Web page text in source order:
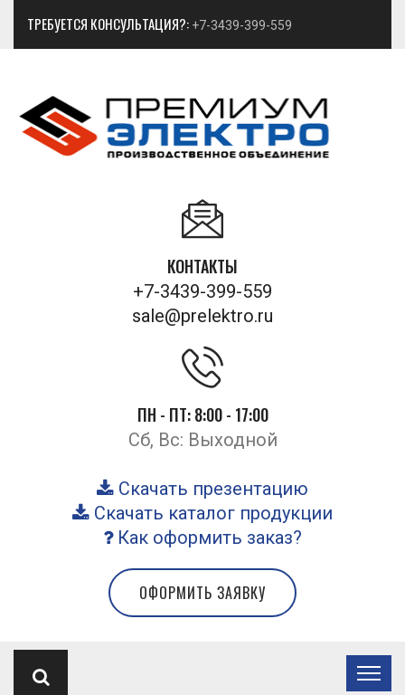
ТРЕБУЕТСЯ КОНСУЛЬТАЦИЯ?: +7-3439-399-559
КОНТАКТЫ
+7-3439-399-559
sale@prelektro.ru
ПН - ПТ: 8:00 - 17:00
Сб, Вс: Выходной
Скачать презентацию
Скачать каталог продукции
Как оформить заказ?
ОФОРМИТЬ ЗАЯВКУ